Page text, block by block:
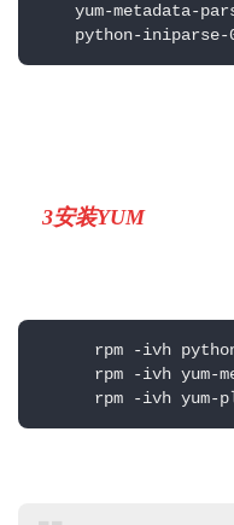
yum-metadata-
python-
3安装YUM
rpm -ivh
rpm -ivh yum-
rpm -ivh yum-